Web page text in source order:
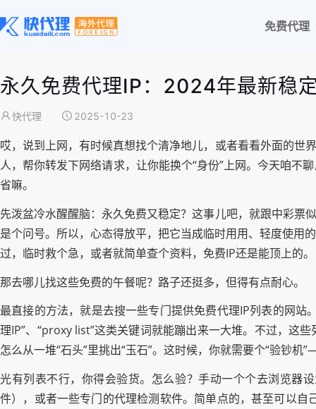
免费代理
永久免费代理IP：2024年最新稳
快代理 2025-10-23
哎，说到上网，有时候真想找个清净地儿，或者看看外面的
人，帮你转发下网络请求，让你能换个“身份”上网。今天咱
省嘛。
先泼盆冷水醒醒脑：永久免费又稳定？这事儿吧，就跟中彩票
是个问号。所以，心态得放平，把它当成临时用用、轻度使用
过，临时救个急，或者就简单查个资料，免费IP还是能顶上的。
那去哪儿找这些免费的午餐呢？路子还挺多，但得有点耐心。
最直接的方法，就是去搜一些专门提供免费代理IP列表的网
理IP”、“proxy list”这类关键词就能蹦出来一大堆。不过，这
怎么从一堆“石头”里挑出“玉石”。这时候，你就需要个“验钞
光有列表不行，你得会验货。怎么验？手动一个个去浏览器
件），或者一些专门的代理检测软件。简单点的，甚至可以